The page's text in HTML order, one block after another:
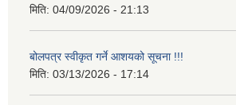
मिति: 04/09/2026 - 21:13
बोलपत्र स्वीकृत गर्ने आशयको सूचना !!!
मिति: 03/13/2026 - 17:14